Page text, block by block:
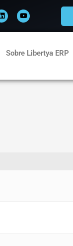
i
n
k
e
o
u
t
u
Sobre Libertya ERP